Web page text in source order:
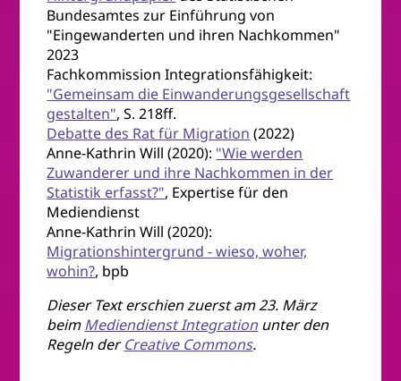
Bundesamtes zur Einführung von
"Eingewanderten und ihren Nachkommen"
2023
Fachkommission Integrationsfähigkeit:
"Gemeinsam die Einwanderungsgesellschaft
gestalten", S. 218ff.
Debatte des Rat für Migration (2022)
Anne-Kathrin Will (2020): "Wie werden
Zuwanderer und ihre Nachkommen in der
Statistik erfasst?", Expertise für den
Mediendienst
Anne-Kathrin Will (2020):
Migrationshintergrund - wieso, woher,
wohin?, bpb
Dieser Text erschien zuerst am 23. März
beimMediendienst Integration unter den
Regeln derCreative Commons.